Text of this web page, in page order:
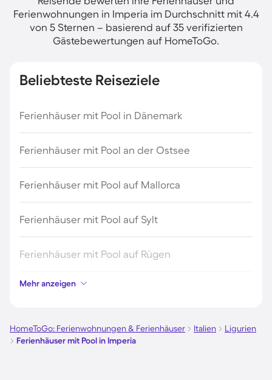
Ferienwohnungen in Imperia im Durchschnitt mit 4.4
von 5 Sternen – basierend auf 35 verifizierten
Gästebewertungen auf HomeToGo.
Beliebteste Reiseziele
Ferienhäuser mit Pool in Dänemark
Ferienhäuser mit Pool an der Ostsee
Ferienhäuser mit Pool auf Mallorca
Ferienhäuser mit Pool auf Sylt
Ferienhäuser mit Pool auf Rügen
Ferienhäuser mit Pool am Gardasee
Ferienhäuser mit Pool an der Nordsee
Mehr anzeigen
HomeToGo: Ferienwohnungen & Ferienhäuser Italien
Ligurien
Ferienhäuser mit Pool in Imperia